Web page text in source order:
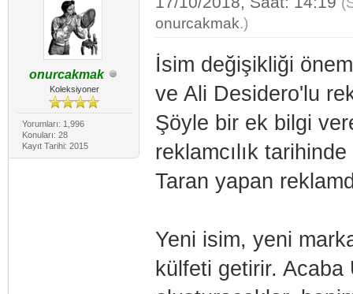
onurcakmak
Koleksiyoner
Yorumları: 1,996
Konuları: 28
Kayıt Tarihi: 2015
onurcakmak.)
İsim değişikliği
ve Ali Desidero'lu
Şöyle bir ek bilgi
reklamcılık
Taran yapan
Yeni isim, yeni
külfeti getirir. Acaba